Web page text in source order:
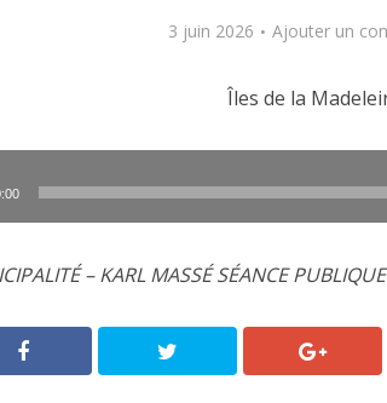
3 juin 2026 Ajouter un
Îles de la
– KARL MASSÉ SÉANCE